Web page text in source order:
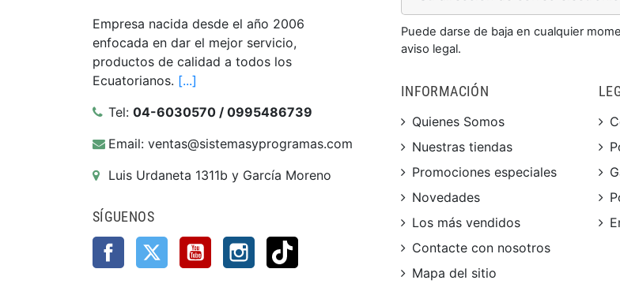
Empresa nacida desde el año 2006
enfocada en dar el mejor servicio,
productos de calidad a todos los
Ecuatorianos. [...]
Tel: 04-6030570 / 0995486739
Email: ventas@sistemasyprogramas.com
Luis Urdaneta 1311b y García Moreno
SÍGUENOS
FacebookTwitter YouTube Instagram
Puede darse de baja en cualquier
aviso legal.
INFORMACIÓN
Quienes Somos
Nuestras tiendas
Promociones especiales
Novedades
Los más vendidos
Contacte con nosotros
Mapa del sitio